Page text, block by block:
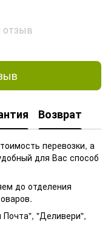
отзыв
Возврат
перевозки, а
для Вас способ
до отделения
Почта", "Деливери",